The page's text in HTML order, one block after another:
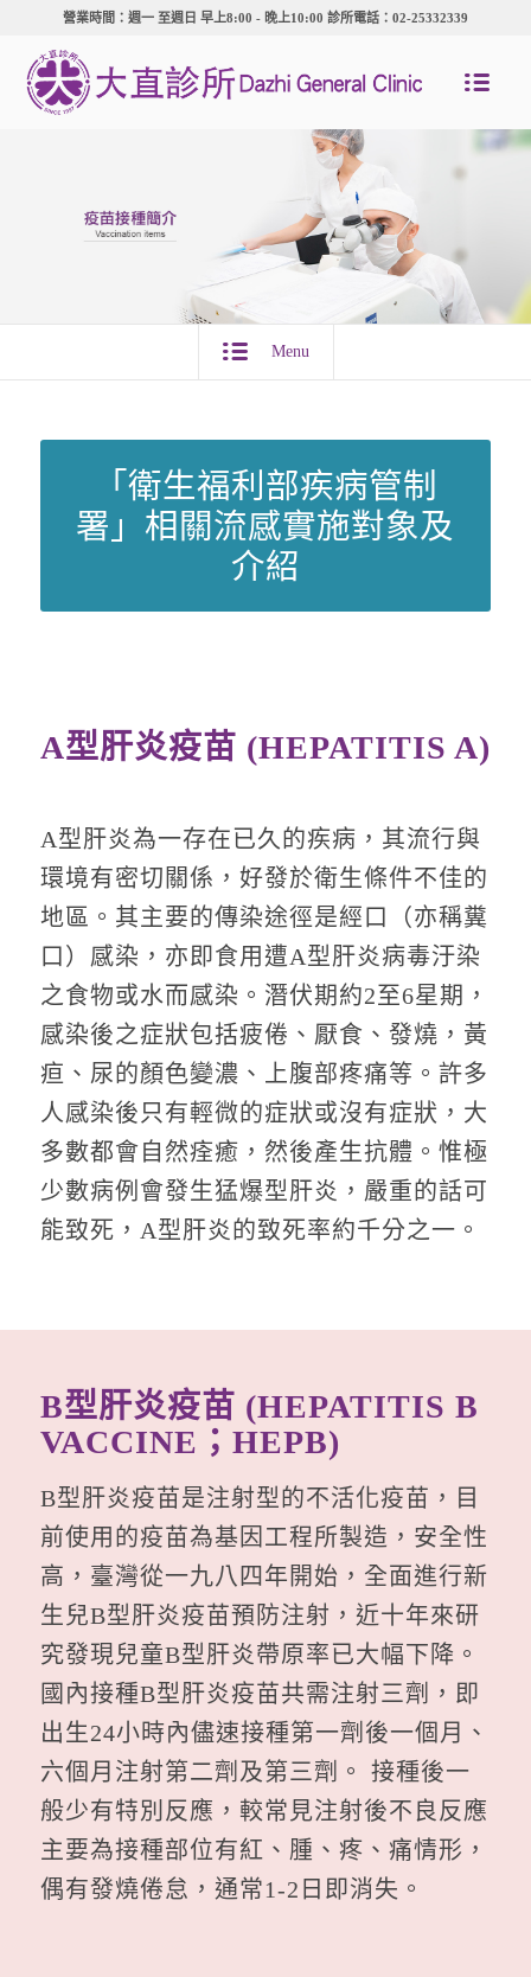
營業時間：週一 至週日 早上8:00 - 晚上10:00 診所電話：02-25332339
Menu
「衛生福利部疾病管制
署」相關流感實施對象及
介紹
A型肝炎疫苗 (HEPATITIS A)
A型肝炎為一存在已久的疾病，其流行與
環境有密切關係，好發於衛生條件不佳的
地區。其主要的傳染途徑是經口（亦稱糞
口）感染，亦即食用遭A型肝炎病毒汙染
之食物或水而感染。潛伏期約2至6星期，
感染後之症狀包括疲倦、厭食、發燒，黃
疸、尿的顏色變濃、上腹部疼痛等。許多
人感染後只有輕微的症狀或沒有症狀，大
多數都會自然痊癒，然後產生抗體。惟極
少數病例會發生猛爆型肝炎，嚴重的話可
能致死，A型肝炎的致死率約千分之一。
B型肝炎疫苗 (HEPATITIS B
VACCINE；HEPB)
B型肝炎疫苗是注射型的不活化疫苗，目
前使用的疫苗為基因工程所製造，安全性
高，臺灣從一九八四年開始，全面進行新
生兒B型肝炎疫苗預防注射，近十年來研
究發現兒童B型肝炎帶原率已大幅下降。
國內接種B型肝炎疫苗共需注射三劑，即
出生24小時內儘速接種第一劑後一個月、
六個月注射第二劑及第三劑。 接種後一
般少有特別反應，較常見注射後不良反應
主要為接種部位有紅、腫、疼、痛情形，
偶有發燒倦怠，通常1-2日即消失。